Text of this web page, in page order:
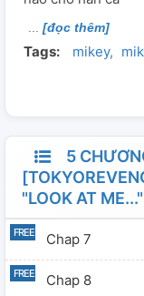
[đọc thêm]
Tags: mikey
5
"LOOK AT ME..."
Chap 7
Chap 8